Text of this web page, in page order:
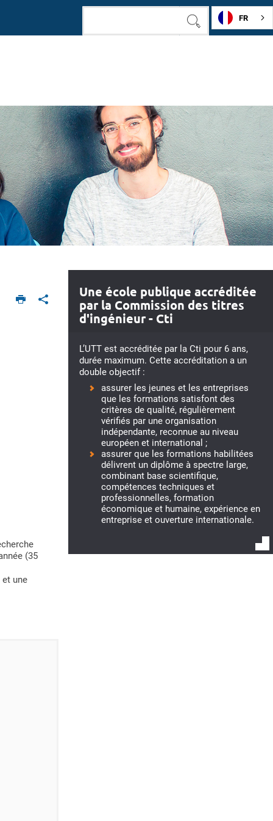
FR
(35
une
Une école publique accréditée
par la Commission des titres
d'ingénieur - Cti
L’UTT est accréditée par la Cti pour 6 ans,
durée maximum. Cette accréditation a un
double objectif :
assurer les jeunes et les entreprises
que les formations satisfont des
critères de qualité, régulièrement
vérifiés par une organisation
indépendante, reconnue au niveau
européen et international ;
assurer que les formations habilitées
délivrent un diplôme à spectre large,
combinant base scientifique,
compétences techniques et
professionnelles, formation
économique et humaine, expérience en
entreprise et ouverture internationale.